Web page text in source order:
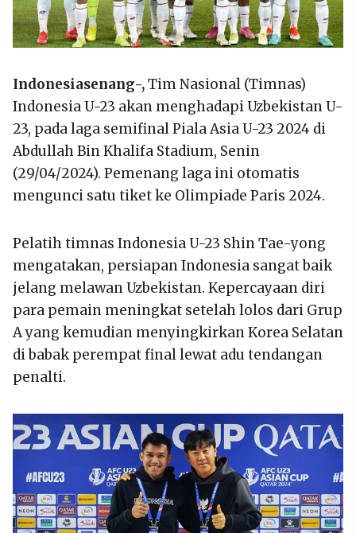
Indonesiasenang-,Tim Nasional (Timnas)
Indonesia U-23 akan menghadapi Uzbekistan U-
23, pada laga semifinal Piala Asia U-23 2024 di
Abdullah Bin Khalifa Stadium, Senin
(29/04/2024). Pemenang laga ini otomatis
mengunci satu tiket ke Olimpiade Paris 2024.
Pelatih timnas Indonesia U-23 Shin Tae-yong
mengatakan, persiapan Indonesia sangat baik
jelang melawan Uzbekistan. Kepercayaan diri
para pemain meningkat setelah lolos dari Grup
A yang kemudian menyingkirkan Korea Selatan
di babak perempat final lewat adu tendangan
penalti.